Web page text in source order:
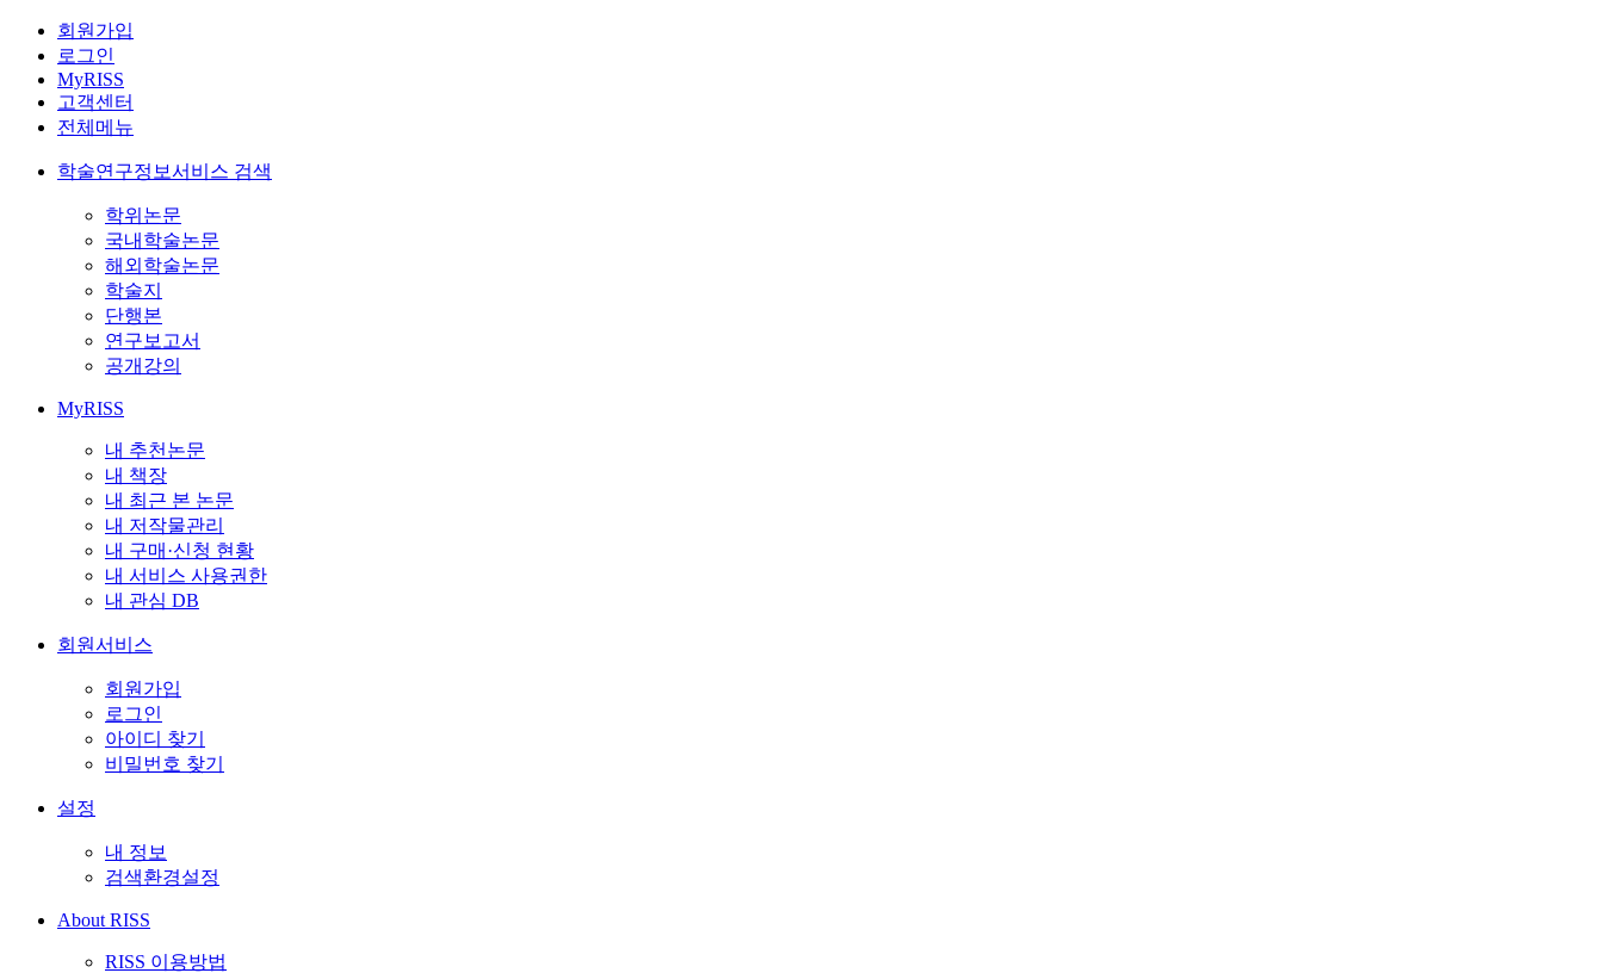
회원가입
로그인
MyRISS
고객센터
전체메뉴
학술연구정보서비스 검색
학위논문
국내학술논문
해외학술논문
학술지
단행본
연구보고서
공개강의
MyRISS
내 추천논문
내 책장
내 최근 본 논문
내 저작물관리
내 구매·신청 현황
내 서비스 사용권한
내 관심 DB
회원서비스
회원가입
로그인
아이디 찾기
비밀번호 찾기
설정
내 정보
검색환경설정
About RISS
RISS 이용방법